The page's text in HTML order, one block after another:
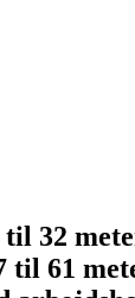
32
til 61